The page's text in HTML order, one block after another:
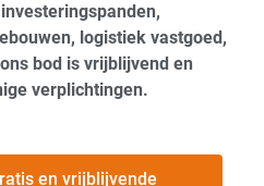
logistiek vastgoed,
bod is vrijblijvend en
verplichtingen.
en vrijblijvende